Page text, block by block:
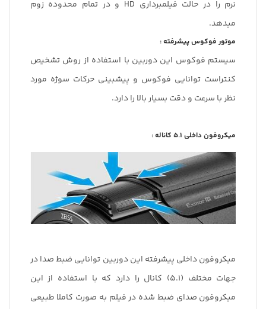
نرم را در حالت فیلمبرداری HD و در تمام محدوده زوم
میدهد.
موتور فوکوس پیشرفته :
سیستم فوکوس این دوربین با استفاده از روش تشخیص
کنتراست توانایی فوکوس و پیشبینی حرکات سوژه مورد
نظر با سرعت و دقت بسیار بالا را دارد.
میکروفون داخلی 5.1 کاناله :
میکروفون داخلی پیشرفته این دوربین توانایی ضبط صدا در
جهات مختلف (5.1) کانال را دارد که با استفاده از این
میکروفون صدای ضبط شده در فیلم به صورت کاملا طبیعی